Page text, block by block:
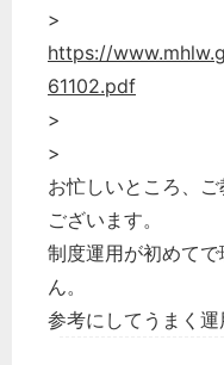
>
https://
61102.pdf
>
>
お忙しいところ、
ございます。
制度運用が初めて
ん。
参考にしてうまく運
どのカテ
選択してく
労務管